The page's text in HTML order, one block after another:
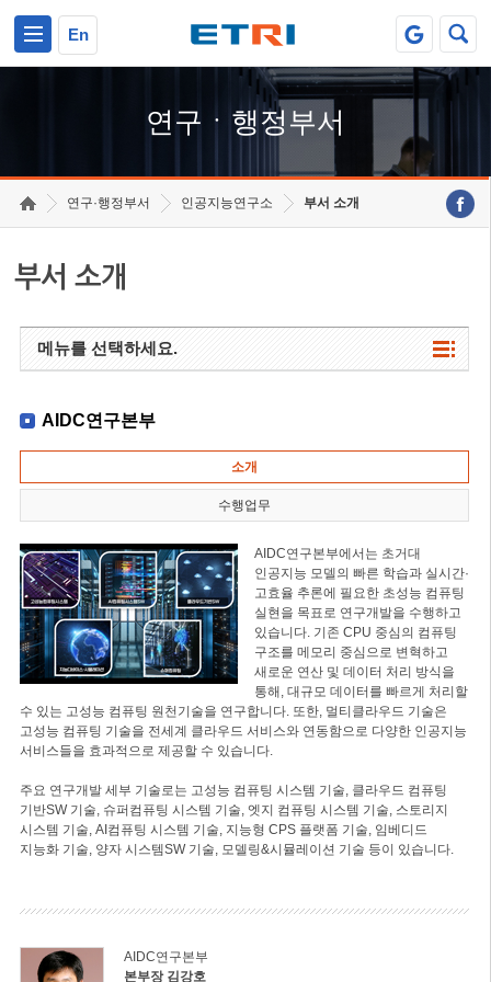
En
연구ㆍ행정부서
연구·행정부서 인공지능연구소 부서 소개
부서 소개
메뉴를 선택하세요.
AIDC연구본부
소개
수행업무
AIDC연구본부에서는 초거대
인공지능 모델의 빠른 학습과 실시간·
고효율 추론에 필요한 초성능 컴퓨팅
실현을 목표로 연구개발을 수행하고
있습니다. 기존 CPU 중심의 컴퓨팅
구조를 메모리 중심으로 변혁하고
새로운 연산 및 데이터 처리 방식을
통해, 대규모 데이터를 빠르게 처리할
수 있는 고성능 컴퓨팅 원천기술을 연구합니다. 또한, 멀티클라우드 기술은
고성능 컴퓨팅 기술을 전세계 클라우드 서비스와 연동함으로 다양한 인공지능
서비스들을 효과적으로 제공할 수 있습니다.
주요 연구개발 세부 기술로는 고성능 컴퓨팅 시스템 기술, 클라우드 컴퓨팅
기반SW 기술, 슈퍼컴퓨팅 시스템 기술, 엣지 컴퓨팅 시스템 기술, 스토리지
시스템 기술, AI컴퓨팅 시스템 기술, 지능형 CPS 플랫폼 기술, 임베디드
지능화 기술, 양자 시스템SW 기술, 모델링&시뮬레이션 기술 등이 있습니다.
AIDC연구본부
본부장 김강호